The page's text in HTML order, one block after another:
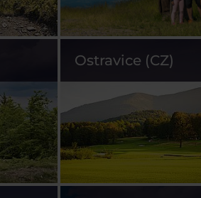
Ostravice (CZ)